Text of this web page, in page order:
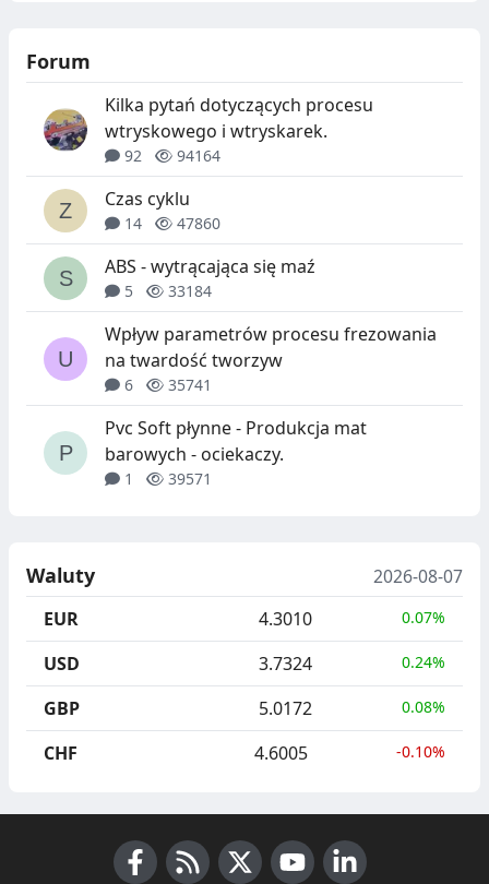
Forum
Kilka pytań dotyczących procesu
wtryskowego i wtryskarek.
92 94164
Czas cyklu
14 47860
ABS - wytrącająca się maź
5 33184
Wpływ parametrów procesu frezowania
na twardość tworzyw
6 35741
Pvc Soft płynne - Produkcja mat
barowych - ociekaczy.
1 39571
Waluty
2026-08-07
EUR
4.3010 0.07%
USD 3.7324 0.24%
GBP 5.0172 0.08%
CHF 4.6005 -0.10%